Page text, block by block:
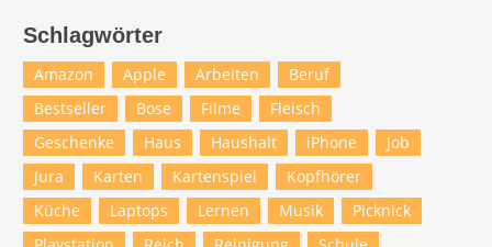
Schlagwörter
Amazon Apple Arbeiten
Beruf
Bestseller
Bose Filme
Fleisch
Geschenke
Haus Haushalt iPhone
Job
Jura
Karten Kartenspiel
Kopfhörer
Küche
Laptops Lernen Musik
Picknick